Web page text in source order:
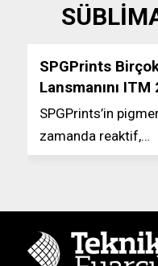
SPGPrints
Lansmanını ITM
SPGPrints’in
zamanda reaktif,…